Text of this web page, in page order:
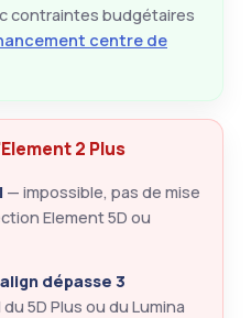
contraintes budgétaires
centre de
2 Plus
— impossible, pas de mise
Element 5D ou
dépasse 3
du 5D Plus ou du Lumina